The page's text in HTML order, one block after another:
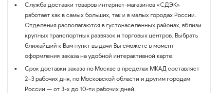
Служба доставки товаров интернет-магазинов «СДЭК»
работает как в самых больших, так и в малых городах России.
Отделения располагаются в густонаселенных районах, вблизи
крупных транспортных развязок и торговых центров. Выбрать
ближайший к Вам пункт выдачи Вы сможете в момент
оформления заказа на удобной интерактивной карте.
Срок доставки заказа по Москве в пределах МКАД составляет
2–3 рабочих дня, по Московской области и другим городам
России — от 3-х до 10-ти рабочих дней.